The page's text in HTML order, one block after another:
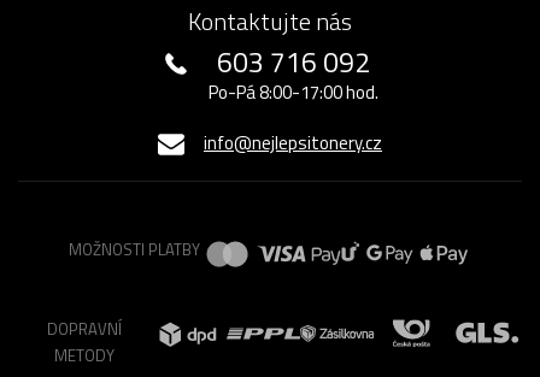
Kontaktujte nás
603 716 092
Po-Pá 8:00-17:00 hod.
info@nejlepsitonery.cz
MOŽNOSTI PLATBY
DOPRAVNÍ
METODY